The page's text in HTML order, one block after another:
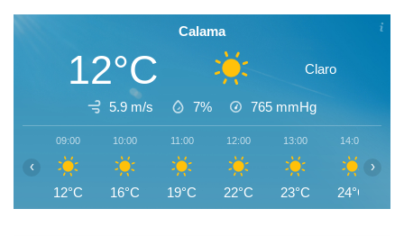
Calama
12°C Claro
5.9 m/s 7% 765 mmHg
09:00
12°C
10:00
16°C
11:00
19°C
12:00
22°C
13:00
23°C
14:00
24°C
‹ ›